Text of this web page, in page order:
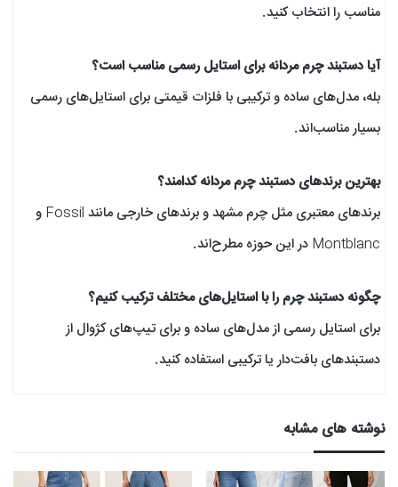
مناسب را انتخاب کنید.
آیا دستبند چرم مردانه برای استایل رسمی مناسب است؟
بله، مدل‌های ساده و ترکیبی با فلزات قیمتی برای استایل‌های رسمی
بسیار مناسب‌اند.
بهترین برندهای دستبند چرم مردانه کدامند؟
برندهای معتبری مثل چرم مشهد و برندهای خارجی مانند Fossil و
Montblanc در این حوزه مطرح‌اند.
چگونه دستبند چرم را با استایل‌های مختلف ترکیب کنیم؟
برای استایل رسمی از مدل‌های ساده و برای تیپ‌های کژوال از
دستبندهای بافت‌دار یا ترکیبی استفاده کنید.
نوشته های مشابه